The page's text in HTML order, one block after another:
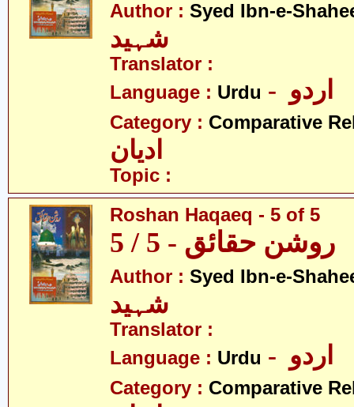
Author : Syed Ibn-e-
شہید
Translator :
Language : Urdu
Category : Comparative
ادیان
Topic :
Roshan Haqaeq - 5 of 5
روشن حقائق - 5 / 5
Author : Syed Ibn-e-
شہید
Translator :
Language : Urdu
Category : Comparative